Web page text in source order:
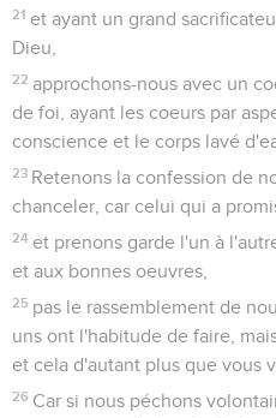
21 et ayant un grand
Dieu,
22 approchons-nous avec un
de foi, ayant les coeurs par
conscience et le corps lavé
23 Retenons la confession de
chanceler, car celui qui a
24 et prenons garde l'un à
et aux bonnes oeuvres,
25 pas le rassemblement de
uns ont l'habitude de faire,
et cela d'autant plus que vous
26 Car si nous péchons